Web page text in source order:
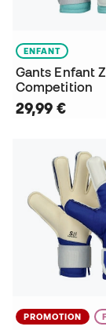
ENFANT
Gants Enfant
Competition
29,99 €
PROMOTION